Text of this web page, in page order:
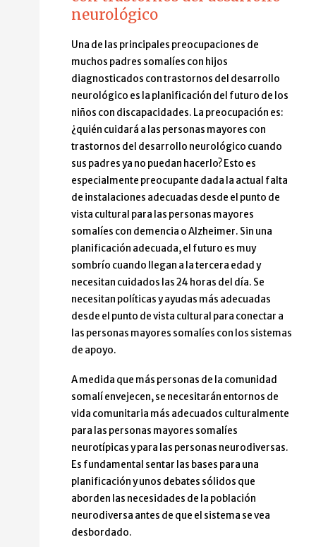
neurológico
Una de las principales preocupaciones de
muchos padres somalíes con hijos
diagnosticados con trastornos del desarrollo
neurológico es la planificación del futuro de los
niños con discapacidades. La preocupación es:
¿quién cuidará a las personas mayores con
trastornos del desarrollo neurológico cuando
sus padres ya no puedan hacerlo? Esto es
especialmente preocupante dada la actual falta
de instalaciones adecuadas desde el punto de
vista cultural para las personas mayores
somalíes con demencia o Alzheimer. Sin una
planificación adecuada, el futuro es muy
sombrío cuando llegan a la tercera edad y
necesitan cuidados las 24 horas del día. Se
necesitan políticas y ayudas más adecuadas
desde el punto de vista cultural para conectar a
las personas mayores somalíes con los sistemas
de apoyo.
A medida que más personas de la comunidad
somalí envejecen, se necesitarán entornos de
vida comunitaria más adecuados culturalmente
para las personas mayores somalíes
neurotípicas y para las personas neurodiversas.
Es fundamental sentar las bases para una
planificación y unos debates sólidos que
aborden las necesidades de la población
neurodiversa antes de que el sistema se vea
desbordado.